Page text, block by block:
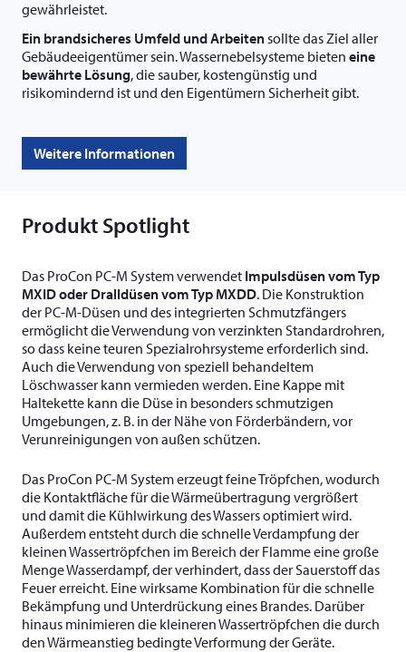
gewährleistet.
Ein brandsicheres Umfeld und Arbeitensollte das Ziel aller
Gebäudeeigentümer sein. Wassernebelsysteme bieten eine
bewährte Lösung, die sauber, kostengünstig und
risikomindernd ist und den Eigentümern Sicherheit gibt.
Weitere Informationen
Produkt Spotlight
Das ProCon PC-M System verwendet Impulsdüsen vom Typ
MXID oder Dralldüsen vom Typ MXDD. Die Konstruktion
der PC-M-Düsen und des integrierten Schmutzfängers
ermöglicht die Verwendung von verzinkten Standardrohren,
so dass keine teuren Spezialrohrsysteme erforderlich sind.
Auch die Verwendung von speziell behandeltem
Löschwasser kann vermieden werden. Eine Kappe mit
Haltekette kann die Düse in besonders schmutzigen
Umgebungen, z. B. in der Nähe von Förderbändern, vor
Verunreinigungen von außen schützen.
Das ProCon PC-M System erzeugt feine Tröpfchen, wodurch
die Kontaktfläche für die Wärmeübertragung vergrößert
und damit die Kühlwirkung des Wassers optimiert wird.
Außerdem entsteht durch die schnelle Verdampfung der
kleinen Wassertröpfchen im Bereich der Flamme eine große
Menge Wasserdampf, der verhindert, dass der Sauerstoff das
Feuer erreicht. Eine wirksame Kombination für die schnelle
Bekämpfung und Unterdrückung eines Brandes. Darüber
hinaus minimieren die kleineren Wassertröpfchen die durch
den Wärmeanstieg bedingte Verformung der Geräte.